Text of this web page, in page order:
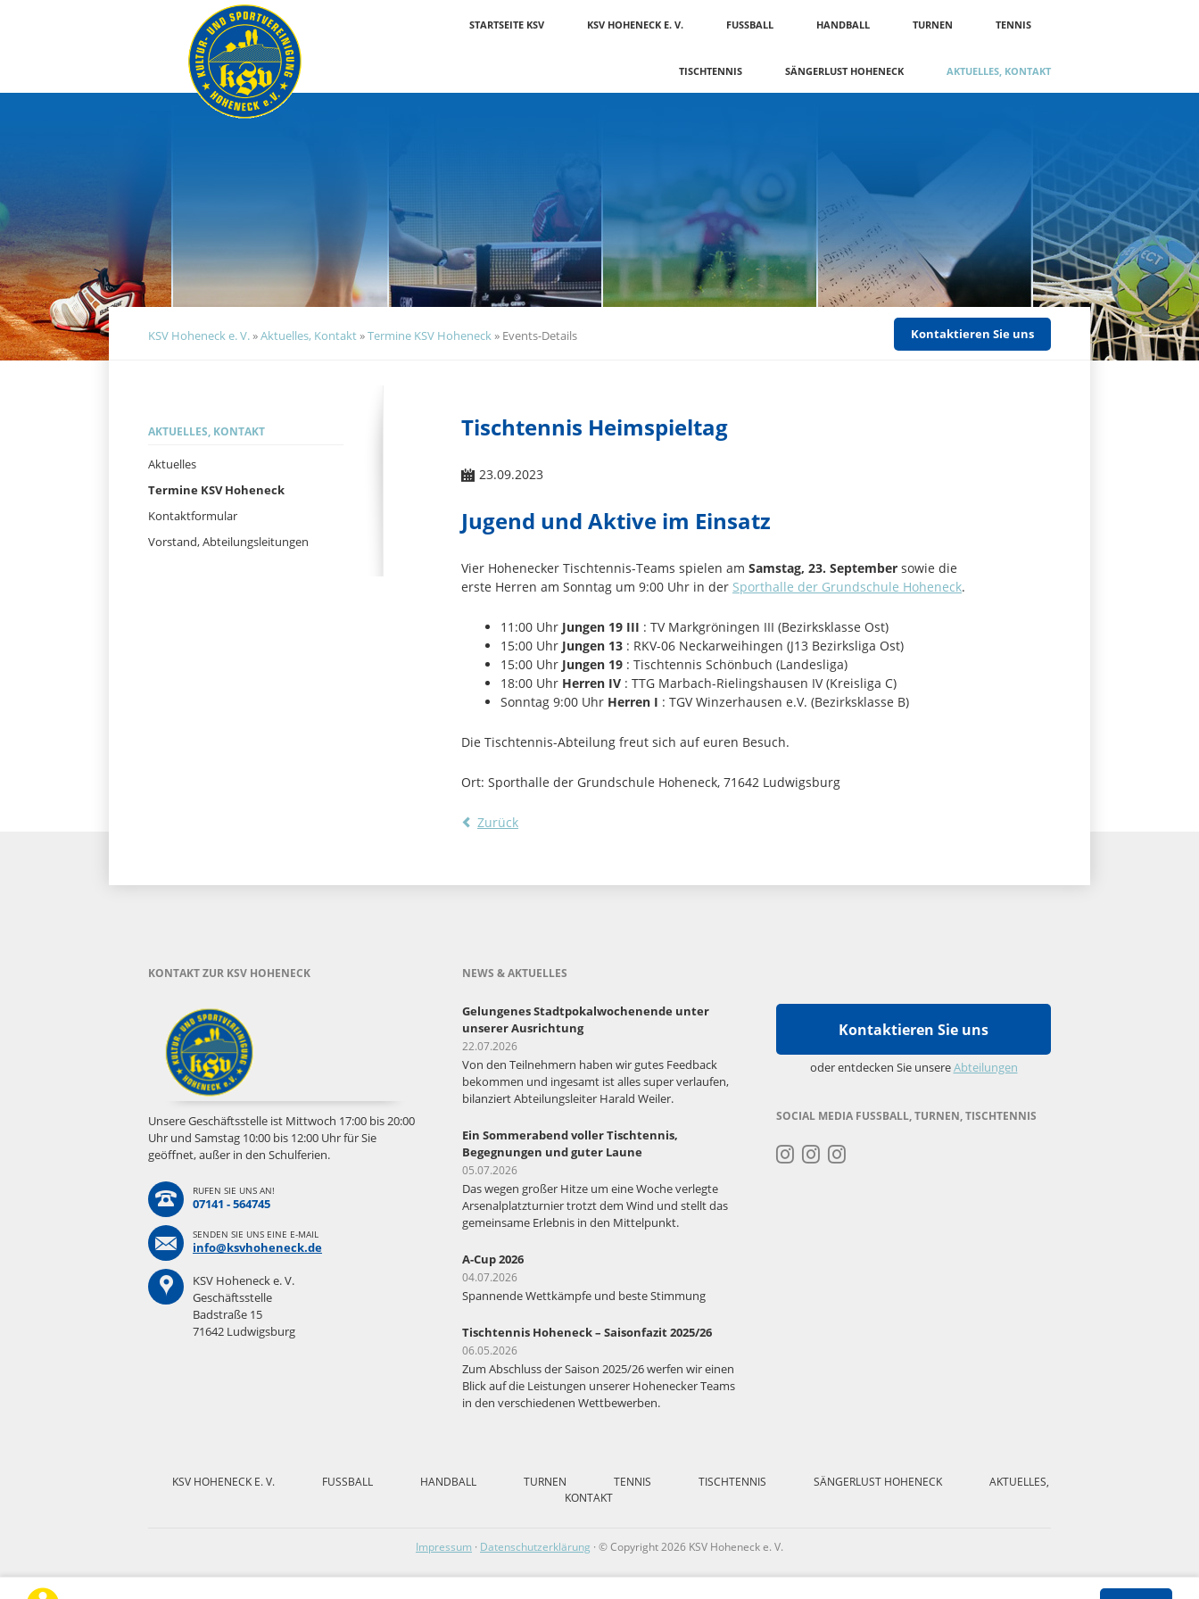
überspringen
STARTSEITE KSV KSV HOHENECK E. V. FUSSBALL HANDBALL TURNEN TENNIS
TISCHTENNIS SÄNGERLUST HOHENECK AKTUELLES, KONTAKT
KSV Hoheneck e. V.»Aktuelles, Kontakt»Termine KSV Hoheneck» Events-Details Kontaktieren Sie uns
Navigation
AKTUELLES, KONTAKT
Aktuelles
Termine KSV Hoheneck
Kontaktformular
Vorstand, Abteilungsleitungen
Tischtennis Heimspieltag
23.09.2023
Jugend und Aktive im Einsatz
Vier Hohenecker Tischtennis-Teams spielen am Samstag, 23. September sowie die
erste Herren am Sonntag um 9:00 Uhr in der Sporthalle der Grundschule Hoheneck.
11:00 Uhr Jungen 19 III : TV Markgröningen III (Bezirksklasse Ost)
15:00 Uhr Jungen 13 : RKV-06 Neckarweihingen (J13 Bezirksliga Ost)
15:00 Uhr Jungen 19 : Tischtennis Schönbuch (Landesliga)
18:00 Uhr Herren IV : TTG Marbach-Rielingshausen IV (Kreisliga C)
Sonntag 9:00 Uhr Herren I : TGV Winzerhausen e.V. (Bezirksklasse B)
Die Tischtennis-Abteilung freut sich auf euren Besuch.
Ort: Sporthalle der Grundschule Hoheneck, 71642 Ludwigsburg
Zurück
KONTAKT ZUR KSV HOHENECK
Unsere Geschäftsstelle ist Mittwoch 17:00 bis 20:00
Uhr und Samstag 10:00 bis 12:00 Uhr für Sie
geöffnet, außer in den Schulferien.
RUFEN SIE UNS AN!
07141 - 564745
SENDEN SIE UNS EINE E-MAIL
info@ksvhoheneck.de
KSV Hoheneck e. V.
Geschäftsstelle
Badstraße 15
71642 Ludwigsburg
NEWS & AKTUELLES
Gelungenes Stadtpokalwochenende unter
unserer Ausrichtung
22.07.2026
Von den Teilnehmern haben wir gutes Feedback
bekommen und ingesamt ist alles super verlaufen,
bilanziert Abteilungsleiter Harald Weiler.
Ein Sommerabend voller Tischtennis,
Begegnungen und guter Laune
05.07.2026
Das wegen großer Hitze um eine Woche verlegte
Arsenalplatzturnier trotzt dem Wind und stellt das
gemeinsame Erlebnis in den Mittelpunkt.
A-Cup 2026
04.07.2026
Spannende Wettkämpfe und beste Stimmung
Tischtennis Hoheneck – Saisonfazit 2025/26
06.05.2026
Zum Abschluss der Saison 2025/26 werfen wir einen
Blick auf die Leistungen unserer Hohenecker Teams
in den verschiedenen Wettbewerben.
Kontaktieren Sie uns
oder entdecken Sie unsereAbteilungen
SOCIAL MEDIA FUSSBALL, TURNEN, TISCHTENNIS
KSV HOHENECK E. V. FUSSBALL HANDBALL TURNEN TENNIS TISCHTENNIS SÄNGERLUST HOHENECK
AKTUELLES,
KONTAKT
Impressum · Datenschutzerklärung · © Copyright 2026 KSV Hoheneck e. V.